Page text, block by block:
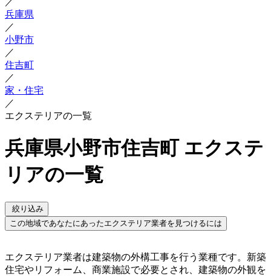
兵庫県
／
小野市
／
住吉町
／
家・住宅
／
エクステリアの一覧
兵庫県小野市住吉町 エクステ
リアの一覧
絞り込み
この地域であなたにあったエクステリア業者を見つけるには
エクステリア業者は建築物の外構工事を行う業種です。新築
住宅やリフォーム、商業施設で必要とされ、建築物の外観を